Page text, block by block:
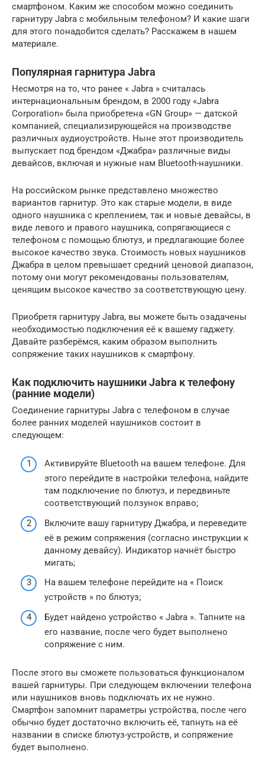
смартфоном. Каким же способом можно соединить
гарнитуру Jabra с мобильным телефоном? И какие шаги
для этого понадобится сделать? Расскажем в нашем
материале.
Популярная гарнитура Jabra
Несмотря на то, что ранее « Jabra » считалась
интернациональным брендом, в 2000 году «Jabra
Corporation» была приобретена «GN Group» — датской
компанией, специализирующейся на производстве
различных аудиоустройств. Ныне этот производитель
выпускает под брендом «Джабра» различные виды
девайсов, включая и нужные нам Bluetooth-наушники.
На российском рынке представлено множество
вариантов гарнитур. Это как старые модели, в виде
одного наушника с креплением, так и новые девайсы, в
виде левого и правого наушника, сопрягающиеся с
телефоном с помощью блютуз, и предлагающие более
высокое качество звука. Стоимость новых наушников
Джабра в целом превышает средний ценовой диапазон,
потому они могут рекомендованы пользователям,
ценящим высокое качество за соответствующую цену.
Приобретя гарнитуру Jabra, вы можете быть озадачены
необходимостью подключения её к вашему гаджету.
Давайте разберёмся, каким образом выполнить
сопряжение таких наушников к смартфону.
Как подключить наушники Jabra к телефону
(ранние модели)
Соединение гарнитуры Jabra с телефоном в случае
более ранних моделей наушников состоит в
следующем:
Активируйте Bluetooth на вашем телефоне. Для
этого перейдите в настройки телефона, найдите
там подключение по блютуз, и передвиньте
соответствующий ползунок вправо;
Включите вашу гарнитуру Джабра, и переведите
её в режим сопряжения (согласно инструкции к
данному девайсу). Индикатор начнёт быстро
мигать;
На вашем телефоне перейдите на « Поиск
устройств » по блютуз;
Будет найдено устройство « Jabra ». Тапните на
его название, после чего будет выполнено
сопряжение с ним.
После этого вы сможете пользоваться функционалом
вашей гарнитуры. При следующем включении телефона
или наушников вновь подключать их не нужно.
Смартфон запомнит параметры устройства, после чего
обычно будет достаточно включить её, тапнуть на её
названии в списке блютуз-устройств, и сопряжение
будет выполнено.